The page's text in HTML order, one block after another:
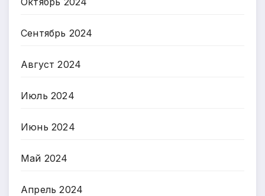
Сентябрь 2024
Август 2024
Июль 2024
Июнь 2024
Май 2024
Апрель 2024